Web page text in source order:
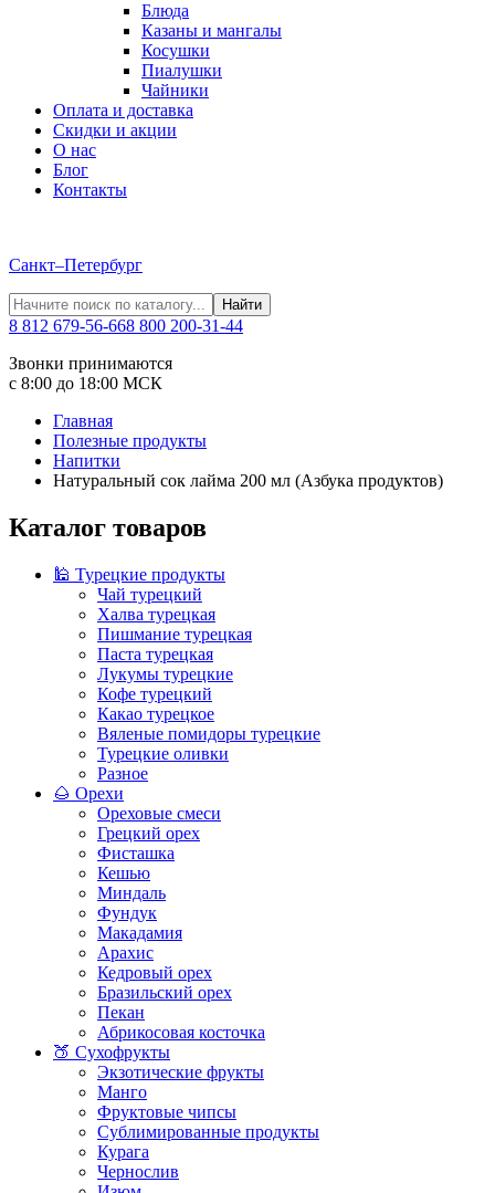
Блюда
Казаны и мангалы
Косушки
Пиалушки
Чайники
Оплата и доставка
Скидки и акции
О нас
Блог
Контакты
Санкт–Петербург
Найти
8 812 679-56-668 800 200-31-44
Звонки принимаются
с 8:00 до 18:00 МСК
Главная
Полезные продукты
Напитки
Натуральный сок лайма 200 мл (Азбука продуктов)
Каталог товаров
🕌 Турецкие продукты
Чай турецкий
Халва турецкая
Пишмание турецкая
Паста турецкая
Лукумы турецкие
Кофе турецкий
Какао турецкое
Вяленые помидоры турецкие
Турецкие оливки
Разное
🌰 Орехи
Ореховые смеси
Грецкий орех
Фисташка
Кешью
Миндаль
Фундук
Макадамия
Арахис
Кедровый орех
Бразильский орех
Пекан
Абрикосовая косточка
🍑 Сухофрукты
Экзотические фрукты
Манго
Фруктовые чипсы
Сублимированные продукты
Курага
Чернослив